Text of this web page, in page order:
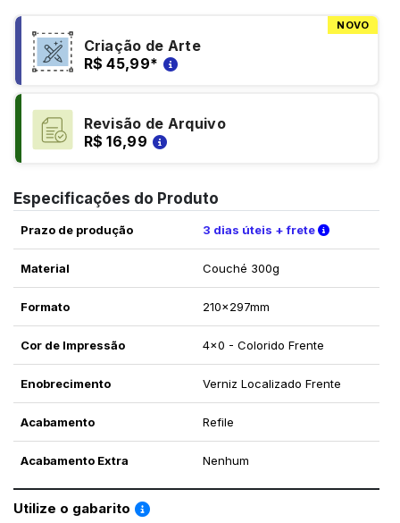
NOVO
Criação de Arte
R$ 45,99*
Revisão de Arquivo
R$ 16,99
Especificações do Produto
Prazo de produção 3 dias úteis + frete Verifique
Material Couché 300g
Formato 210x297mm
Cor de Impressão 4x0 - Colorido Frente
Enobrecimento Verniz Localizado Frente
Acabamento Refile
Acabamento Extra Nenhum
Utilize o gabarito Saiba como utilizar os nossos gabaritos